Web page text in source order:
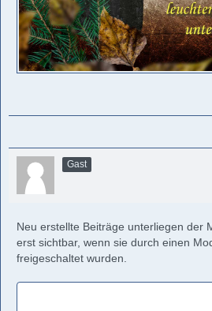
Gast
Neu erstellte Beiträge unterliegen der
erst sichtbar, wenn sie durch einen
freigeschaltet wurden.